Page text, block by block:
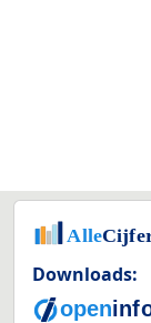
Downloads: